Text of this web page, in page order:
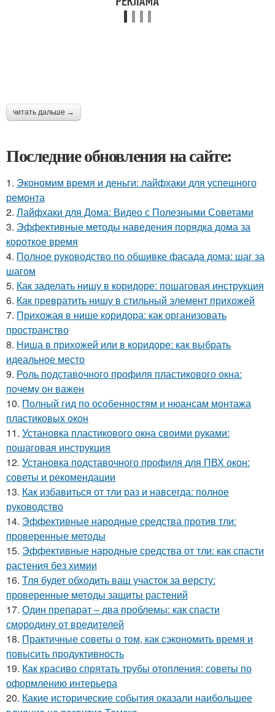
читать дальше →
Последние обновления на сайте:
1. Экономим время и деньги: лайфхаки для успешного
ремонта
2. Лайфхаки для Дома: Видео с Полезными Советами
3. Эффективные методы наведения порядка дома за
короткое время
4. Полное руководство по обшивке фасада дома: шаг за
шагом
5. Как заделать нишу в коридоре: пошаговая инструкция
6. Как превратить нишу в стильный элемент прихожей
7. Прихожая в нише коридора: как организовать
пространство
8. Ниша в прихожей или в коридоре: как выбрать
идеальное место
9. Роль подставочного профиля пластикового окна:
почему он важен
10. Полный гид по особенностям и нюансам монтажа
пластиковых окон
11. Установка пластикового окна своими руками:
пошаговая инструкция
12. Установка подставочного профиля для ПВХ окон:
советы и рекомендации
13. Как избавиться от тли раз и навсегда: полное
руководство
14. Эффективные народные средства против тли:
проверенные методы
15. Эффективные народные средства от тли: как спасти
растения без химии
16. Тля будет обходить ваш участок за версту:
проверенные методы защиты растений
17. Один препарат – два проблемы: как спасти
смородину от вредителей
18. Практичные советы о том, как сэкономить время и
повысить продуктивность
19. Как красиво спрятать трубы отопления: советы по
оформлению интерьера
20. Какие исторические события оказали наибольшее